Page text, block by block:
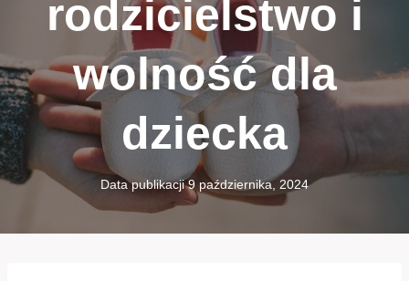
rodzicielstwo i
wolność dla
dziecka
Data publikacji 9 października, 2024